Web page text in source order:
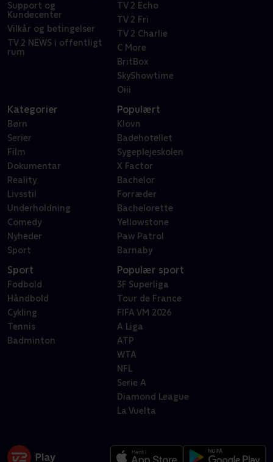
Support og
Kundecenter
Vilkår og betingelser
TV 2 NEWS i offentligt
rum
TV 2 Echo
TV 2 Fri
TV 2 Charlie
C More
BritBox
SkyShowtime
Oiii
Kategorier
Børn
Serier
Film
Dokumentar
Reality
Livsstil
Underholdning
Comedy
Nyheder
Sport
Populært
Klovn
Badehotellet
Sygeplejeskolen
X Factor
Bachelor
Forræder
Bachelorette
Yellowstone
Paw Patrol
Barnaby
Sport
Fodbold
Håndbold
Cykling
Tennis
Badminton
Populær sport
3F Superliga
Tour de France
FIFA VM 2026
A Liga
ATP
WTA
NFL
Serie A
Diamond League
La Vuelta